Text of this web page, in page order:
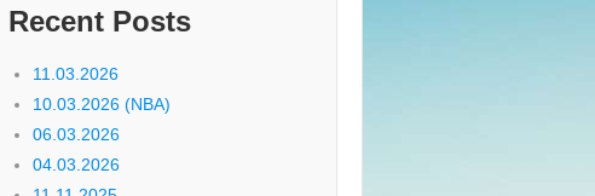
Recent Posts
11.03.2026
10.03.2026 (NBA)
06.03.2026
04.03.2026